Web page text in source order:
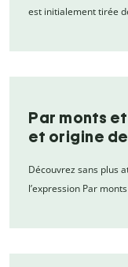
est initialement tirée
Par monts
et origine
Découvrez sans plus
l’expression Par